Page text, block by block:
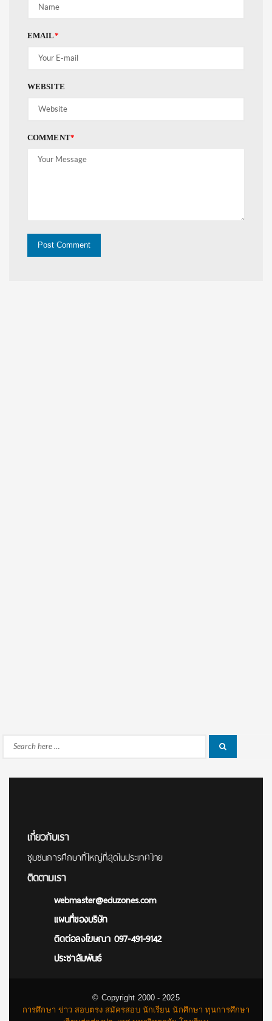
EMAIL*
WEBSITE
COMMENT*
Search
เกี่ยวกับเรา
ชุมชนการศึกษาที่ใหญ่ที่สุดในประเทศไทย
ติดตามเรา
webmaster@eduzones.com
แผนที่ของบริษัท
ติดต่อลงโฆษณา 097-491-9142
ประชาสัมพันธ์
© Copyright 2000 - 2025
การศึกษา ข่าว สอบตรง สมัครสอบ นักเรียน นักศึกษา ทุนการศึกษา